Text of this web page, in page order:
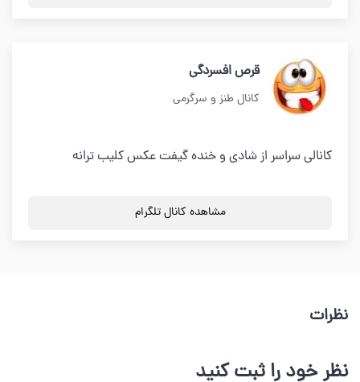
قرص افسردگی
کانال طنز و سرگرمی
کانالی سراسر از شادی و خنده گیفت عکس کلیب ترانه
مشاهده کانال تلگرام
نظرات
نظر خود را ثبت کنید